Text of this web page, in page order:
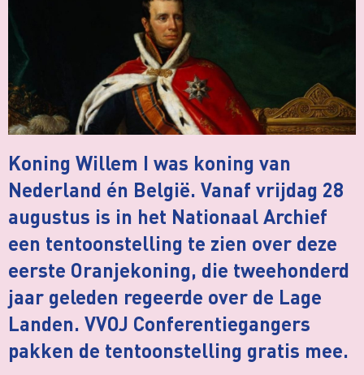
Koning Willem I was koning van
Nederland én België. Vanaf vrijdag 28
augustus is in het Nationaal Archief
een tentoonstelling te zien over deze
eerste Oranjekoning, die tweehonderd
jaar geleden regeerde over de Lage
Landen. VVOJ Conferentiegangers
pakken de tentoonstelling gratis mee.